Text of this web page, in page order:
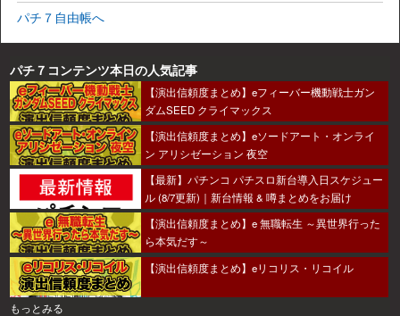
パチ７自由帳へ
パチ７コンテンツ本日の人気記事
【演出信頼度まとめ】eフィーバー機動戦士ガン
ダムSEED クライマックス
【演出信頼度まとめ】eソードアート・オンライ
ン アリシゼーション 夜空
【最新】パチンコ パチスロ新台導入日スケジュー
ル (8/7更新)｜新台情報 & 噂まとめをお届け
【演出信頼度まとめ】e 無職転生 ～異世界行った
ら本気だす～
【演出信頼度まとめ】eリコリス・リコイル
もっとみる